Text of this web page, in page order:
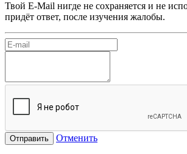
Твой E-Mail нигде не сохраняется и не
придёт ответ, после изучения жалобы.
Отправить Отменить